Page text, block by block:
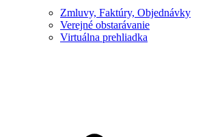
Zmluvy, Faktúry, Objednávky
Verejné obstarávanie
Virtuálna prehliadka